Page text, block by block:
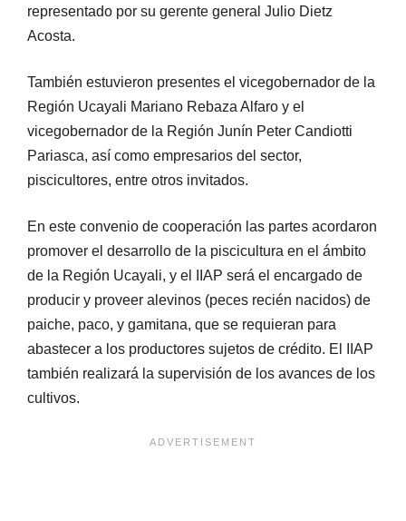
representado por su gerente general Julio Dietz
Acosta.
También estuvieron presentes el vicegobernador de la
Región Ucayali Mariano Rebaza Alfaro y el
vicegobernador de la Región Junín Peter Candiotti
Pariasca, así como empresarios del sector,
piscicultores, entre otros invitados.
En este convenio de cooperación las partes acordaron
promover el desarrollo de la piscicultura en el ámbito
de la Región Ucayali, y el IIAP será el encargado de
producir y proveer alevinos (peces recién nacidos) de
paiche, paco, y gamitana, que se requieran para
abastecer a los productores sujetos de crédito. El IIAP
también realizará la supervisión de los avances de los
cultivos.